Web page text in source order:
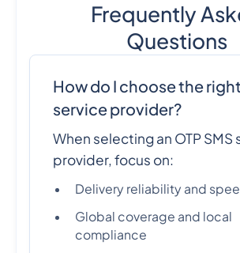
Frequently
Questions
How do I choose the
service provider?
When selecting an OTP SMS
provider, focus on:
Delivery reliability and
Global coverage and local
compliance